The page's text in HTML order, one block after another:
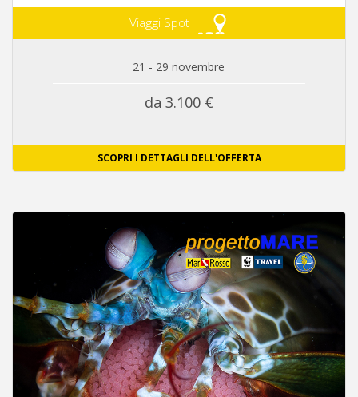
Viaggi Spot
21 - 29 novembre
da 3.100 €
SCOPRI I DETTAGLI DELL'OFFERTA